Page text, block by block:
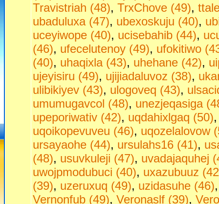
Travistriah (48), TrxChove (49),
ubaduluxa (47), ubexoskuju (40),
uceyiwope (40), ucisebahib (44),
(46), ufecelutenoy (49), ufokitiwo
(40), uhaqixla (43), uhehane (42),
ujeyisiru (49), ujijiadaluvoz (38),
ulibikiyev (43), ulogoveq (43),
umumugavcol (48), unezjeqasiga
upeporiwativ (42), uqdahixlgaq (50)
uqoikopevuveu (46), uqozelalovow
ursayaohe (44), ursulahs16 (41),
(48), usuvkuleji (47), uvadajaquhej
uwojpmodubuci (40), uxazubuuz
(39), uzeruxuq (49), uzidasuhe (46)
Vernonfub (49), Veronaslf (39),